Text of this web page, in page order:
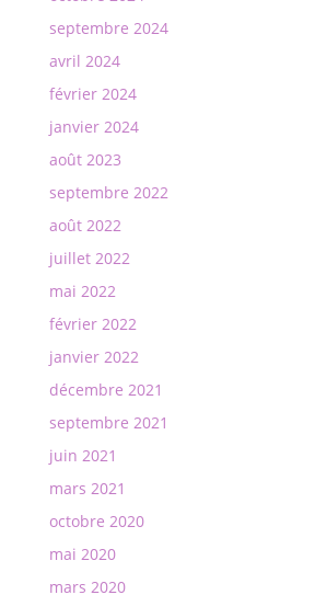
septembre 2024
avril 2024
février 2024
janvier 2024
août 2023
septembre 2022
août 2022
juillet 2022
mai 2022
février 2022
janvier 2022
décembre 2021
septembre 2021
juin 2021
mars 2021
octobre 2020
mai 2020
mars 2020